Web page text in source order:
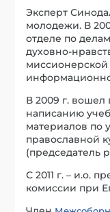
Эксперт
молодежи. В
отделе по
духовно-
миссионерской
В 2009 г. вошел
написанию
материалов по
православной
(председатель
С 2011 г. – и.о.
комиссии при